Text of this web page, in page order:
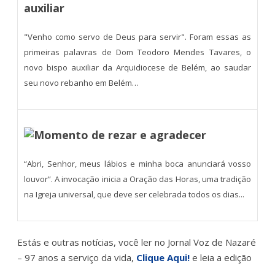
auxiliar
"Venho como servo de Deus para servir". Foram essas as
primeiras palavras de Dom Teodoro Mendes Tavares, o
novo bispo auxiliar da Arquidiocese de Belém, ao saudar
seu novo rebanho em Belém…
Momento de rezar e agradecer
“Abri, Senhor, meus lábios e minha boca anunciará vosso
louvor”. A invocação inicia a Oração das Horas, uma tradição
na Igreja universal, que deve ser celebrada todos os dias...
Estás e outras notícias, você ler no Jornal Voz de Nazaré
– 97 anos a serviço da vida, Clique Aqui! e leia a edição